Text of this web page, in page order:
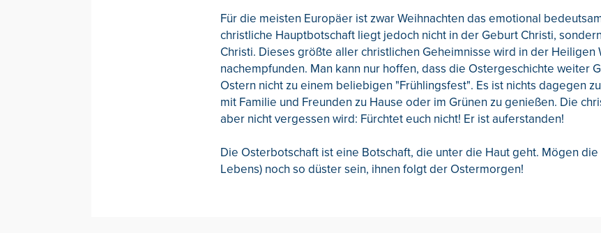
Für die meisten Europäer ist zwar Weihnachten das emotional
christliche Hauptbotschaft liegt jedoch nicht in der Geburt Christi,
Christi. Dieses größte aller christlichen Geheimnisse wird in der Heiligen
nachempfunden. Man kann nur hoffen, dass die Ostergeschichte weiter
Ostern nicht zu einem beliebigen "Frühlingsfest". Es ist nichts dagegen
mit Familie und Freunden zu Hause oder im Grünen zu genießen. Die
aber nicht vergessen wird: Fürchtet euch nicht! Er ist auferstanden!
Die Osterbotschaft ist eine Botschaft, die unter die Haut geht. Mögen die
Lebens) noch so düster sein, ihnen folgt der Ostermorgen!